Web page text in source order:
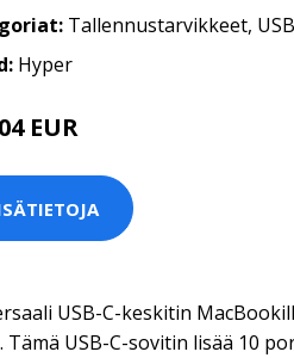
Tallennustarvikkeet,
Hyper
EUR
USB-C-keskitin
Tämä USB-C-sovitin lisää 10